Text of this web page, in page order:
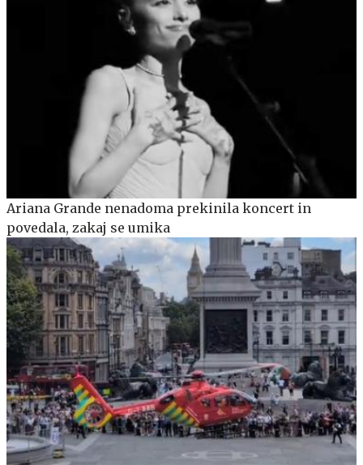
Ariana Grande nenadoma prekinila koncert in
povedala, zakaj se umika